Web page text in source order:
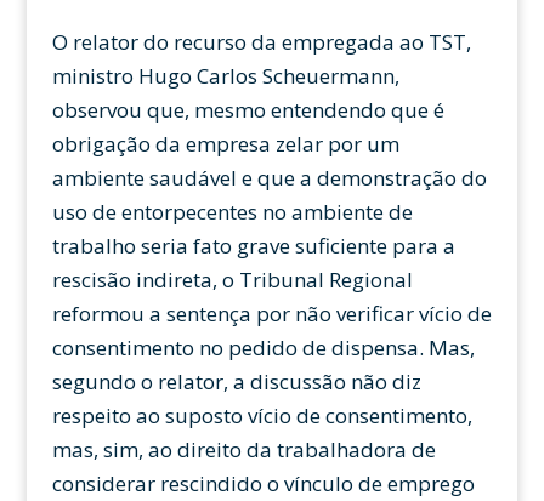
O relator do recurso da empregada ao TST,
ministro Hugo Carlos Scheuermann,
observou que, mesmo entendendo que é
obrigação da empresa zelar por um
ambiente saudável e que a demonstração do
uso de entorpecentes no ambiente de
trabalho seria fato grave suficiente para a
rescisão indireta, o Tribunal Regional
reformou a sentença por não verificar vício de
consentimento no pedido de dispensa. Mas,
segundo o relator, a discussão não diz
respeito ao suposto vício de consentimento,
mas, sim, ao direito da trabalhadora de
considerar rescindido o vínculo de emprego